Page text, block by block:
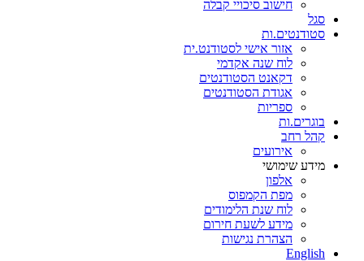
חישוב סיכויי קבלה
סגל
סטודנטים.ות
אזור אישי לסטודנט.ית
לוח שנה אקדמי
דקאנט הסטודנטים
אגודת הסטודנטים
ספריות
בוגרים.ות
קהל רחב
אירועים
מידע שימושי
אלפון
מפת הקמפוס
לוח שנת הלימודים
מידע לשעת חירום
הצהרת נגישות
English